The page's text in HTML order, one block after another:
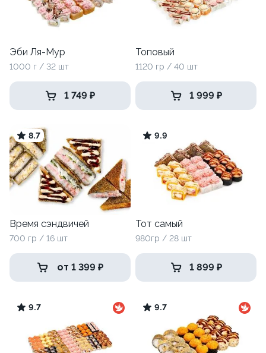
Эби Ля-Мур
1000 г / 32 шт
1 749 ₽
Топовый
1120 гр / 40 шт
1 999 ₽
8.7
Время сэндвичей
700 гр / 16 шт
от 1 399 ₽
9.9
Тот самый
980гр / 28 шт
1 899 ₽
9.7 9.7